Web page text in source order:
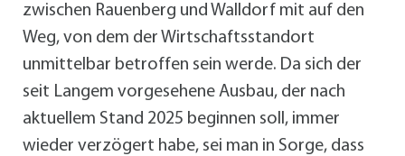
zwischen Rauenberg und Walldorf mit auf den
Weg, von dem der Wirtschaftsstandort
unmittelbar betroffen sein werde. Da sich der
seit Langem vorgesehene Ausbau, der nach
aktuellem Stand 2025 beginnen soll, immer
wieder verzögert habe, sei man in Sorge, dass